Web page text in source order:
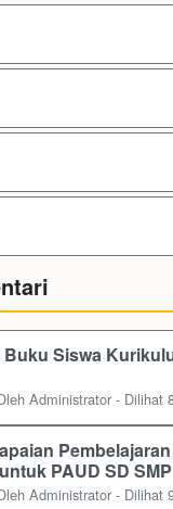
Siswa
Administrator - Dilihat
PAUD SD
Administrator - Dilihat